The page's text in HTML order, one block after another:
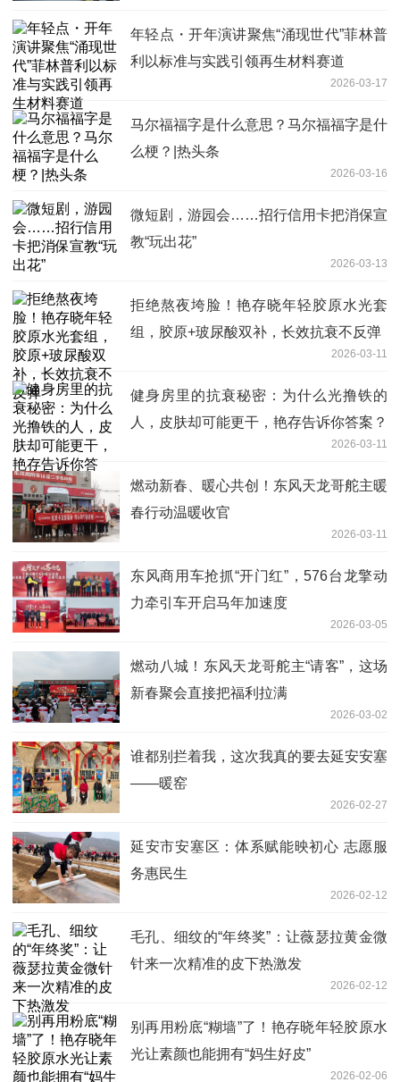
年轻点・开年演讲聚焦“涌现世代”菲林普
利以标准与实践引领再生材料赛道
2026-03-17
马尔福福字是什么意思？马尔福福字是什
么梗？|热头条
2026-03-16
微短剧，游园会……招行信用卡把消保宣
教“玩出花”
2026-03-13
拒绝熬夜垮脸！艳存晓年轻胶原水光套
组，胶原+玻尿酸双补，长效抗衰不反弹
2026-03-11
健身房里的抗衰秘密：为什么光撸铁的
人，皮肤却可能更干，艳存告诉你答案？
2026-03-11
燃动新春、暖心共创！东风天龙哥舵主暖
春行动温暖收官
2026-03-11
东风商用车抢抓“开门红”，576台龙擎动
力牵引车开启马年加速度
2026-03-05
燃动八城！东风天龙哥舵主“请客”，这场
新春聚会直接把福利拉满
2026-03-02
谁都别拦着我，这次我真的要去延安安塞
——暖窑
2026-02-27
延安市安塞区：体系赋能映初心 志愿服
务惠民生
2026-02-12
毛孔、细纹的“年终奖”：让薇瑟拉黄金微
针来一次精准的皮下热激发
2026-02-12
别再用粉底“糊墙”了！艳存晓年轻胶原水
光让素颜也能拥有“妈生好皮”
2026-02-06